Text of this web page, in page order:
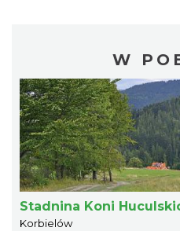
W
Stadnina Koni
Korbielów